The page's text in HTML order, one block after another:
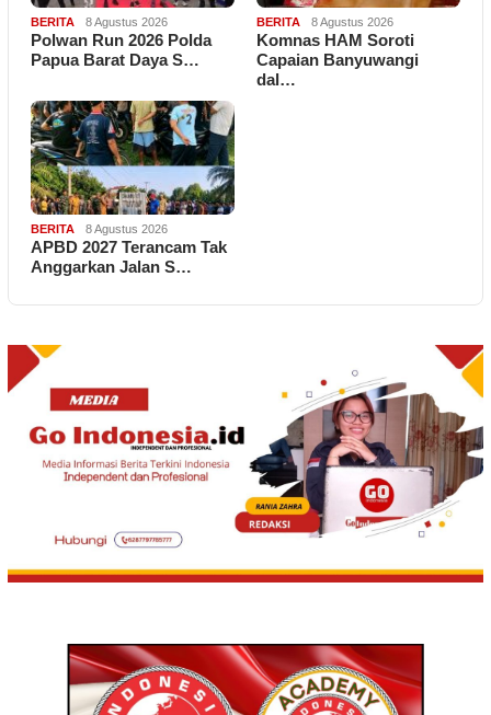
BERITA 8 Agustus 2026
Polwan Run 2026 Polda
Papua Barat Daya S…
BERITA 8 Agustus 2026
Komnas HAM Soroti
Capaian Banyuwangi
dal…
BERITA 8 Agustus 2026
APBD 2027 Terancam Tak
Anggarkan Jalan S…